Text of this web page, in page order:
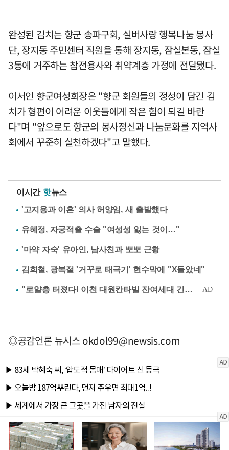
완성된 김치는 향군 송파구회, 실버사랑 행복나눔 봉사
단, 장지동 주민센터 직원을 통해 장지동, 잠실본동, 잠실
3동에 거주하는 참전용사와 취약계층 가정에 전달됐다.
이서인 향군여성회장은 "향군 회원들의 정성이 담긴 김
치가 형편이 어려운 이웃들에게 작은 힘이 되길 바란
다"며 "앞으로도 향군의 봉사정신과 나눔문화를 지역사
회에서 꾸준히 실천하겠다"고 말했다.
이시간 핫뉴스
'고지용과 이혼' 의사 허양임, 새 출발했다
유혜정, 자궁적출 수술 "여성성 잃는 것이…"
'마약 자숙' 유아인, 남사친과 뽀뽀 근황
김희철, 광복절 '거꾸로 태극기' 현수막에 "X돌았네"
◎공감언론 뉴시스okdol99@newsis.com